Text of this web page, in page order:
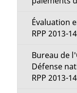
Évaluation
RPP 2013-14
Bureau de
Défense
RPP 2013-14